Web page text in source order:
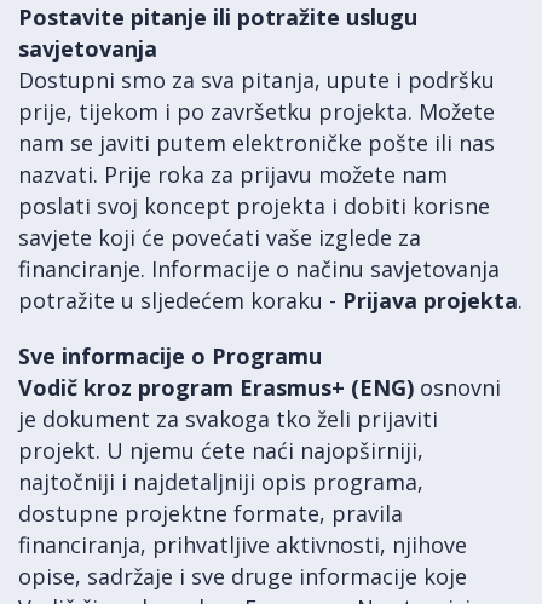
Postavite pitanje ili potražite uslugu
savjetovanja
Dostupni smo za sva pitanja, upute i podršku
prije, tijekom i po završetku projekta. Možete
nam se javiti putem elektroničke pošte ili nas
nazvati. Prije roka za prijavu možete nam
poslati svoj koncept projekta i dobiti korisne
savjete koji će povećati vaše izglede za
financiranje. Informacije o načinu savjetovanja
potražite u sljedećem koraku - Prijava projekta.
Sve informacije o Programu
Vodič kroz program Erasmus+ (ENG) osnovni
je dokument za svakoga tko želi prijaviti
projekt. U njemu ćete naći najopširniji,
najtočniji i najdetaljniji opis programa,
dostupne projektne formate, pravila
financiranja, prihvatljive aktivnosti, njihove
opise, sadržaje i sve druge informacije koje